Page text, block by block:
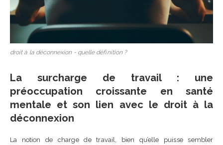
droit à la déconnexion - quelle définition ?
La surcharge de travail : une
préoccupation croissante en santé
mentale et son lien avec le droit à la
déconnexion
La notion de charge de travail, bien qu’elle puisse sembler